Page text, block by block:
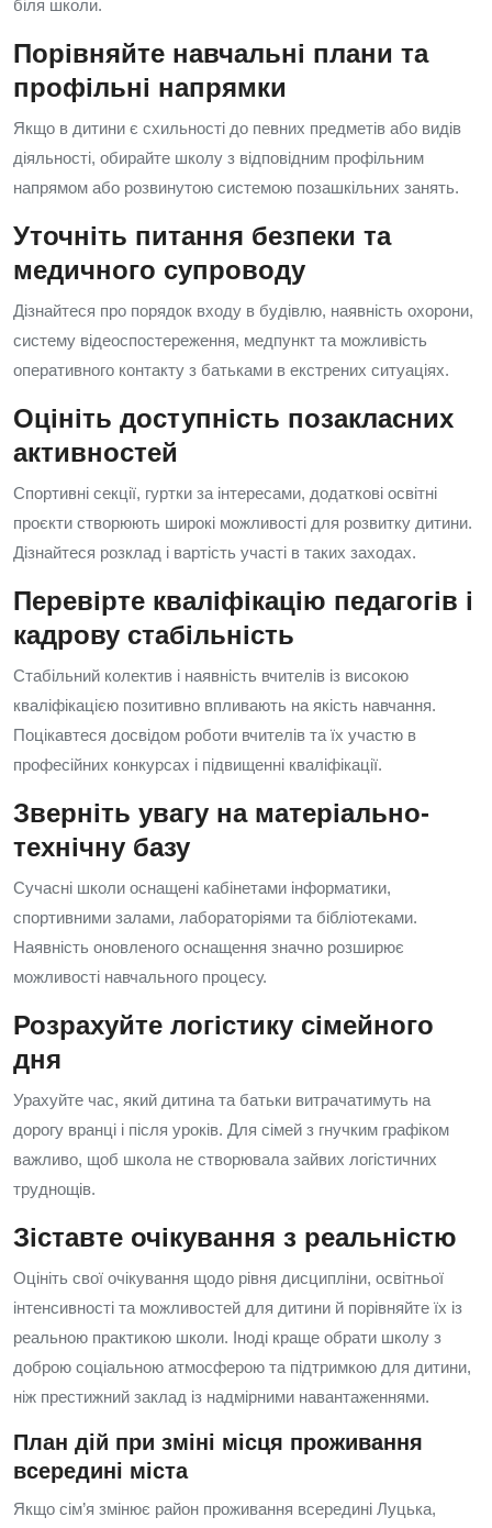
біля школи.
Порівняйте навчальні плани та
профільні напрямки
Якщо в дитини є схильності до певних предметів або видів
діяльності, обирайте школу з відповідним профільним
напрямом або розвинутою системою позашкільних занять.
Уточніть питання безпеки та
медичного супроводу
Дізнайтеся про порядок входу в будівлю, наявність охорони,
систему відеоспостереження, медпункт та можливість
оперативного контакту з батьками в екстрених ситуаціях.
Оцініть доступність позакласних
активностей
Спортивні секції, гуртки за інтересами, додаткові освітні
проєкти створюють широкі можливості для розвитку дитини.
Дізнайтеся розклад і вартість участі в таких заходах.
Перевірте кваліфікацію педагогів і
кадрову стабільність
Стабільний колектив і наявність вчителів із високою
кваліфікацією позитивно впливають на якість навчання.
Поцікавтеся досвідом роботи вчителів та їх участю в
професійних конкурсах і підвищенні кваліфікації.
Зверніть увагу на матеріально-
технічну базу
Сучасні школи оснащені кабінетами інформатики,
спортивними залами, лабораторіями та бібліотеками.
Наявність оновленого оснащення значно розширює
можливості навчального процесу.
Розрахуйте логістику сімейного
дня
Урахуйте час, який дитина та батьки витрачатимуть на
дорогу вранці і після уроків. Для сімей з гнучким графіком
важливо, щоб школа не створювала зайвих логістичних
труднощів.
Зіставте очікування з реальністю
Оцініть свої очікування щодо рівня дисципліни, освітньої
інтенсивності та можливостей для дитини й порівняйте їх із
реальною практикою школи. Іноді краще обрати школу з
доброю соціальною атмосферою та підтримкою для дитини,
ніж престижний заклад із надмірними навантаженнями.
План дій при зміні місця проживання
всередині міста
Якщо сім’я змінює район проживання всередині Луцька,